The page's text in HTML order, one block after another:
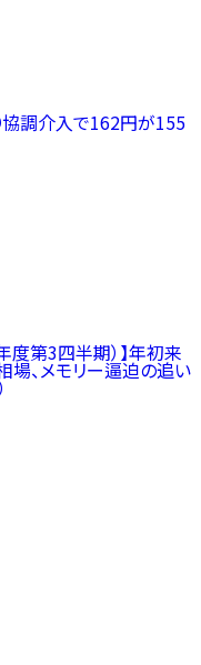
協調介入で162円が155
第3四半期）】年初来
場、メモリー逼迫の追い